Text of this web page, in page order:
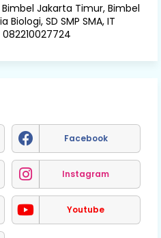
Jakarta Timur, Bimbel
Biologi, SD SMP SMA, IT
Facebook
Instagram
Youtube